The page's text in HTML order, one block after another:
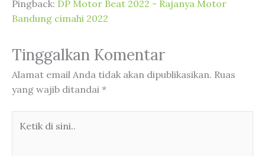
Pingback: DP Motor Beat 2022 - Rajanya Motor
Bandung cimahi 2022
Tinggalkan Komentar
Alamat email Anda tidak akan dipublikasikan. Ruas
yang wajib ditandai *